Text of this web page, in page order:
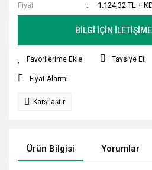
Fiyat
1.124,32 TL +
BİLGİ İÇİN
Tavsiye Et
Fiyat Alarmı
Karşılaştır
Ürün Bilgisi Yorumlar